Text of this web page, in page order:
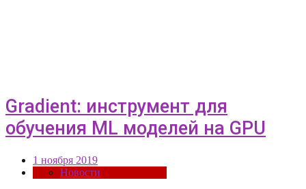
Gradient: инструмент для
обучения ML моделей на GPU
1 ноября 2019
Новости